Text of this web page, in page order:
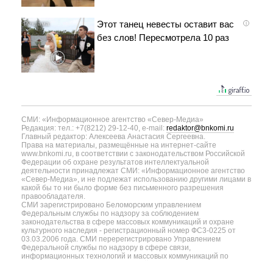
i
Этот танец невесты оставит вас
без слов! Пересмотрела 10 раз
СМИ: «Информационное агентство «Север-Медиа»
Редакция: тел.: +7(8212) 29-12-40, e-mail: redaktor@bnkomi.ru
Главный редактор: Алексеева Анастасия Сергеевна.
Права на материалы, размещённые на интернет-сайте
www.bnkomi.ru, в соответствии с законодательством Российской
Федерации об охране результатов интеллектуальной
деятельности принадлежат СМИ: «Информационное агентство
«Север-Медиа», и не подлежат использованию другими лицами в
какой бы то ни было форме без письменного разрешения
правообладателя.
СМИ зарегистрировано Беломорским управлением
Федеральным службы по надзору за соблюдением
законодательства в сфере массовых коммуникаций и охране
культурного наследия - регистрационный номер ФС3-0225 от
03.03.2006 года. СМИ перерегистрировано Управлением
Федеральной службы по надзору в сфере связи,
информационных технологий и массовых коммуникаций по